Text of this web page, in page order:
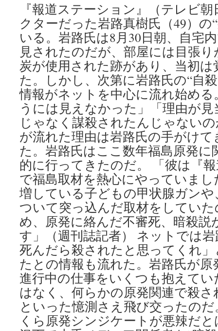
『報道ステーション』（テレビ
クターだった岩路真樹氏（49）の
いる。岩路氏は8月30日朝、自宅
見されたのだが、部屋には目張
炭が使用された跡があり、当初
た。しかし、次第に岩路氏の“自
情報がネットを中心に流れ始め
うには見えなかった」「理由が
じゃなく謀殺されたんじゃない
が流れた理由は岩路氏の手がけ
た。岩路氏はここ数年福島原発に
的に行ってきたのだ。 「彼は『
で福島取材を熱心にやっていま
増している子どもの甲状腺ガン
ついて突っ込んだ取材をしてい
め、原発に絡んだ不審死、暗殺説
す」（週刊誌記者） ネットでは
死んだら殺されたと思ってくれ
たとの情報も流れた。岩路氏が原
進行中の仕事をいくつも抱えて
はなく、何らかの原発関連で殺
といった憶測さえ飛び交ったの
くら原発シンジケートが悪辣だ